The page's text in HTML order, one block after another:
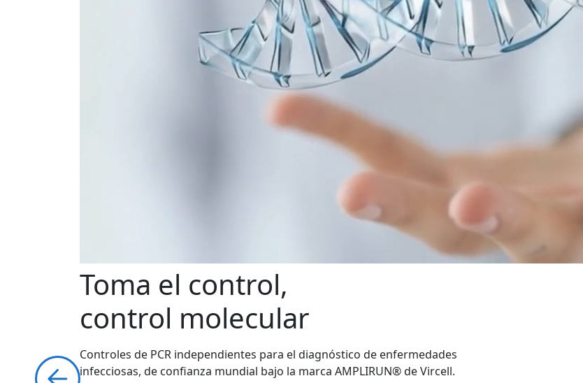
Toma el control,
control molecular
Controles de PCR independientes para el diagnóstico de enfermedades
infecciosas, de confianza mundial bajo la marca AMPLIRUN® de Vircell.